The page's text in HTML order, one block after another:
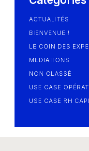
ACTUALITÉS
BIENVENUE !
LE COIN DES
MEDIATIONS
NON CLASSÉ
USE CASE
USE CASE RH